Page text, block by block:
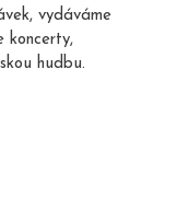
vydáváme
koncerty,
hudbu.